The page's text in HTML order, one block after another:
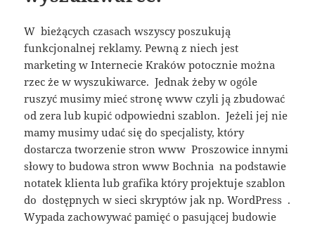
W bieżących czasach wszyscy poszukują
funkcjonalnej reklamy. Pewną z niech jest
marketing w Internecie Kraków potocznie można
rzec że w wyszukiwarce. Jednak żeby w ogóle
ruszyć musimy mieć stronę www czyli ją zbudować
od zera lub kupić odpowiedni szablon. Jeżeli jej nie
mamy musimy udać się do specjalisty, który
dostarcza tworzenie stron www Proszowice innymi
słowy to budowa stron www Bochnia na podstawie
notatek klienta lub grafika który projektuje szablon
do dostępnych w sieci skryptów jak np. WordPress .
Wypada zachowywać pamięć o pasującej budowie